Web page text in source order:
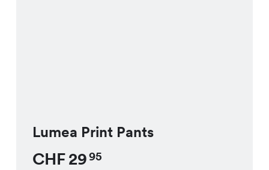
Lumea Print Pants
CHF2995